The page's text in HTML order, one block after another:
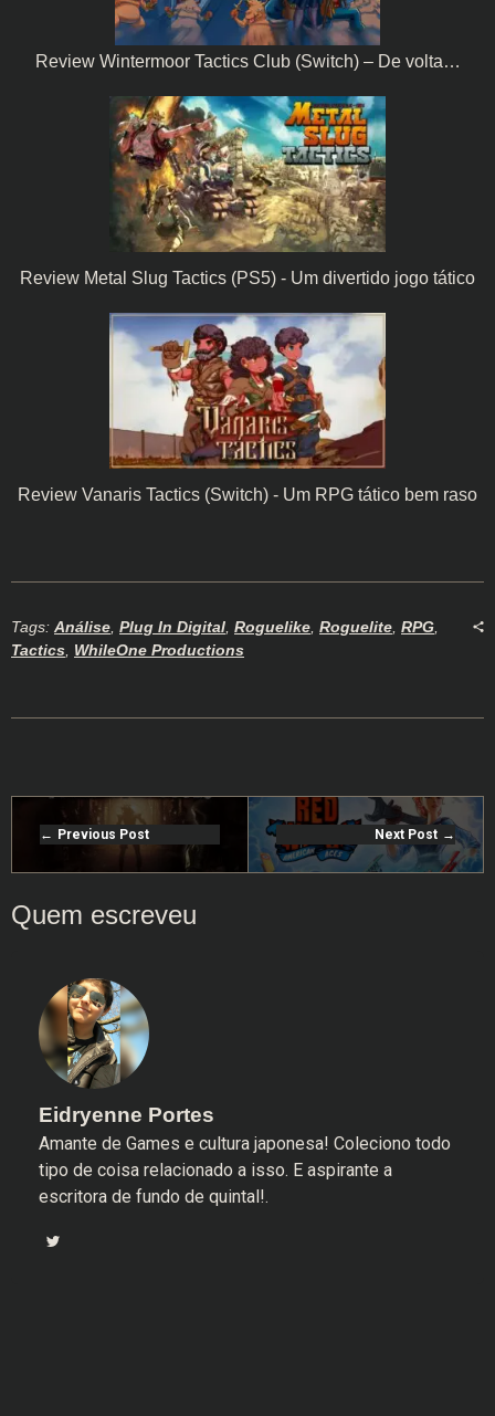
Review Wintermoor Tactics Club (Switch) – De volta…
Review Metal Slug Tactics (PS5) - Um divertido jogo tático
Review Vanaris Tactics (Switch) - Um RPG tático bem raso
Tags: Análise Plug In Digital Roguelike Roguelite RPG
Tactics WhileOne Productions
Previous Post Next Post
Eidryenne Portes
Amante de Games e cultura japonesa! Coleciono todo
tipo de coisa relacionado a isso. E aspirante a
escritora de fundo de quintal!.